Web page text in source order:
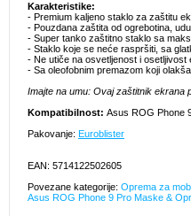
Karakteristike:
- Premium kaljeno staklo za zaštitu
- Pouzdana zaštita od ogrebotina,
- Super tanko zaštitno staklo sa
- Staklo koje se neće raspršiti, sa
- Ne utiče na osvetljenost i osetljivost
- Sa oleofobnim premazom koji
Imajte na umu: Ovaj zaštitnik ekrana
Kompatibilnost: Asus ROG Phone
Pakovanje: Euroblister
EAN: 5714122502605
Povezane kategorije: Oprema za
Asus ROG Phone 9 Pro Maske &